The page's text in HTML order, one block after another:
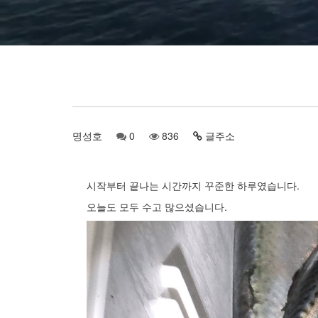
명성호 0 836 글주소
시작부터 끝나는 시간까지 꾸준한 하루였습니다.
오늘도 모두 수고 많으셨습니다.